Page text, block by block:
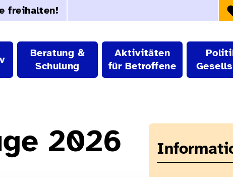
freihalten!
Beratung &
Schulung
Aktivitäten
für Betroffene
2026